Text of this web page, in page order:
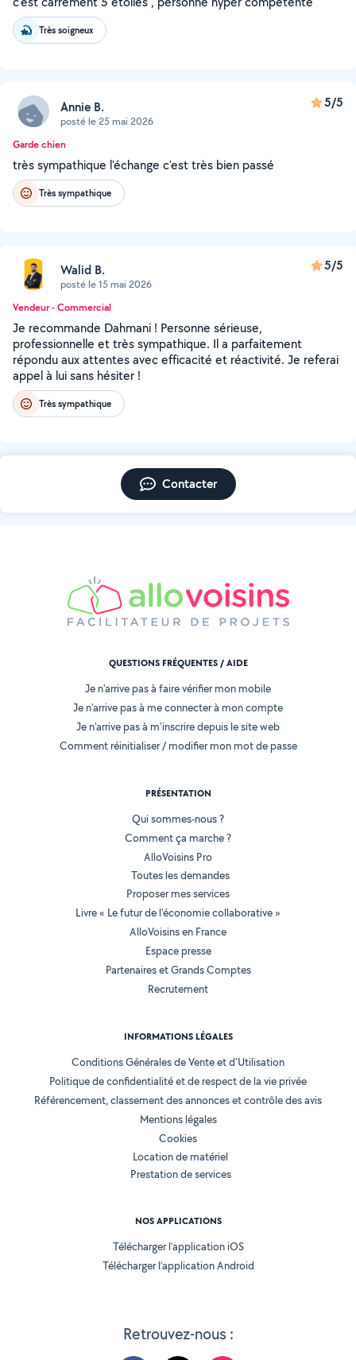
Très soigneux
Annie B.
posté le 25 mai 2026
5/5
Garde chien
très sympathique l'échange c'est très bien passé
Très sympathique
Walid B.
posté le 15 mai 2026
5/5
Vendeur - Commercial
Je recommande Dahmani ! Personne sérieuse,
professionnelle et très sympathique. Il a parfaitement
répondu aux attentes avec efficacité et réactivité. Je referai
appel à lui sans hésiter !
Très sympathique
Contacter
Retrouvez-nous :
QUESTIONS FRÉQUENTES / AIDE
Je n'arrive pas à faire vérifier mon mobile
Je n'arrive pas à me connecter à mon compte
Je n'arrive pas à m'inscrire depuis le site web
Comment réinitialiser / modifier mon mot de passe
PRÉSENTATION
Qui sommes-nous ?
Comment ça marche ?
AlloVoisins Pro
Toutes les demandes
Proposer mes services
Livre « Le futur de l'économie collaborative »
AlloVoisins en France
Espace presse
Partenaires et Grands Comptes
Recrutement
INFORMATIONS LÉGALES
Conditions Générales de Vente et d'Utilisation
Politique de confidentialité et de respect de la vie privée
Référencement, classement des annonces et contrôle des avis
Mentions légales
Cookies
Location de matériel
Prestation de services
NOS APPLICATIONS
Télécharger l’application iOS
Télécharger l’application Android